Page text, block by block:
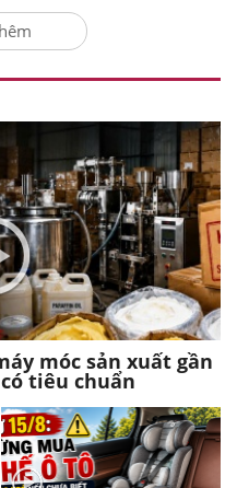
móc sản xuất gần
tiêu chuẩn